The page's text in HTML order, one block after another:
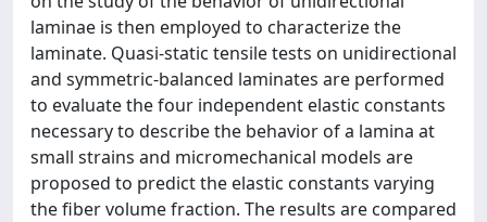
laminae is then employed to characterize the
laminate. Quasi-static tensile tests on unidirectional
and symmetric-balanced laminates are performed
to evaluate the four independent elastic constants
necessary to describe the behavior of a lamina at
small strains and micromechanical models are
proposed to predict the elastic constants varying
the fiber volume fraction. The results are compared